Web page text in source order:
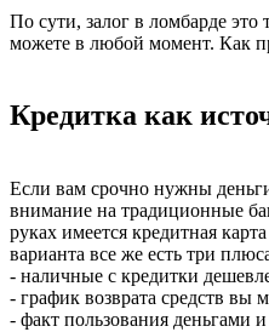
По сути, залог в ломбарде это
можете в любой момент. Как
Кредитка как
Если вам срочно нужны
внимание на традиционные
руках имеется кредитная
варианта все же есть три
- наличные с кредитки
- график возврата средств вы
- факт пользования деньгами